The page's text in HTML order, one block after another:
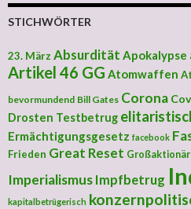
STICHWÖRTER
23. März Absurdität Apokalypse
Artikel 46 GG Atomwaffen
bevormundend Bill Gates Corona
Drosten Testbetrug
Ermächtigungsgesetz facebook
Frieden Great Reset
Imperialismus Impfbetrug
kapitalbetrügerisch